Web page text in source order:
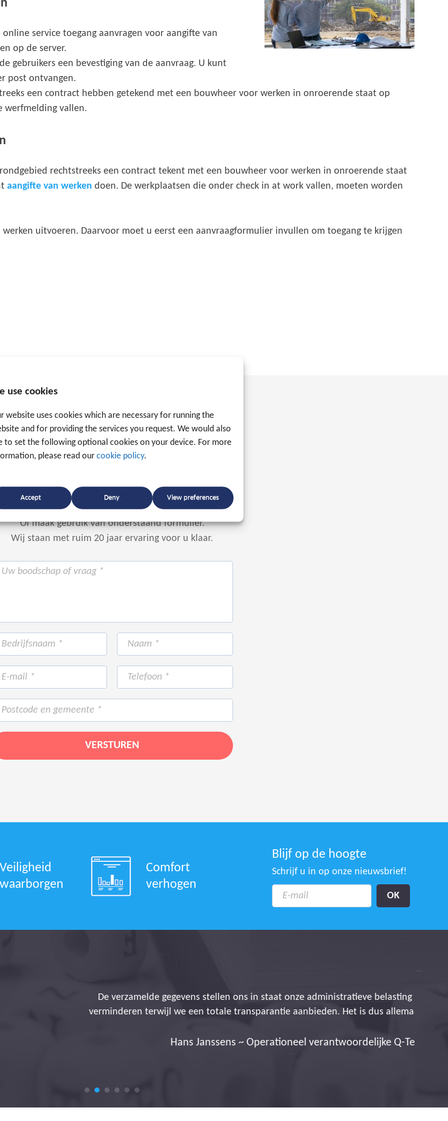
use cookies
website uses cookies which are necessary for running the
and for providing the services you request. We would also
to set the following optional cookies on your device. For more
please read our cookie policy.
Accept Deny View preferences
service toegang aanvragen voor aangifte van
op de server.
gebruikers een bevestiging van de aanvraag. U kunt
post ontvangen.
een contract hebben getekend met een bouwheer voor werken in onroerende staat op
werfmelding vallen.
rechtstreeks een contract tekent met een bouwheer voor werken in onroerende staat
aangifte van werken doen. De werkplaatsen die onder check in at work vallen, moeten worden
uitvoeren. Daarvoor moet u eerst een aanvraagformulier invullen om toegang te krijgen
Spreek een expert
Of maak gebruik van onderstaand formulier.
Wij staan met ruim 20 jaar ervaring voor u klaar.
Veiligheid
waarborgen
Comfort
verhogen
Blijf op de hoogte
Schrijf u in op onze nieuwsbrief!
stellen ons in staat onze administratieve belasting op gevoelige wijze te
totale transparantie aanbieden. Het is dus allemaal winst voor iedereen!
Janssens ~ Operationeel verantwoordelijke Q-Team